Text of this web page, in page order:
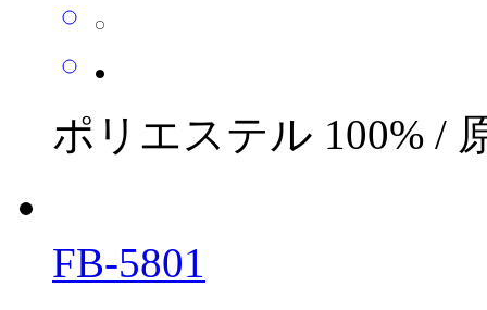
ポリエステル 100% /
FB-5801